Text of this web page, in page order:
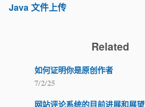
Java 文件上传
Related
7/2/25
如何证明你是原创作者
网站评论系统的目前进展和展望